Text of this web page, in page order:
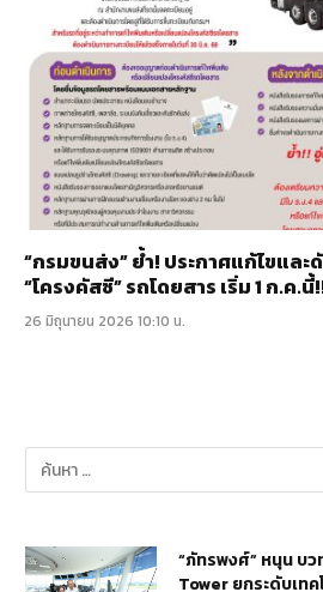
“กรมขนส่ง” ย้ำ! ประกาศแก้ไขและ
“โครงคัสซี” รถโดยสาร เริ่ม 1 ก.ค.นี้
26 มิถุนายน 2026 10:10 น.
“ภัทรพงศ์” หนุน บ
Tower ยกระดับเท